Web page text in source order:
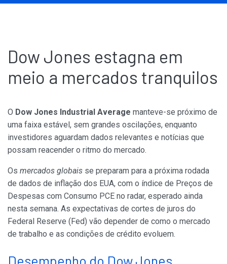
Dow Jones estagna em
meio a mercados tranquilos
O Dow Jones Industrial Average manteve-se próximo de
uma faixa estável, sem grandes oscilações, enquanto
investidores aguardam dados relevantes e notícias que
possam reacender o ritmo do mercado.
Os mercados globais se preparam para a próxima rodada
de dados de inflação dos EUA, com o índice de Preços de
Despesas com Consumo PCE no radar, esperado ainda
nesta semana. As expectativas de cortes de juros do
Federal Reserve (Fed) vão depender de como o mercado
de trabalho e as condições de crédito evoluem.
Desempenho do Dow Jones